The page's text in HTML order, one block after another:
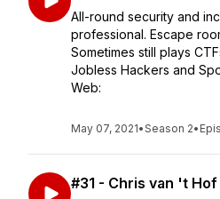
All-round security and
professional. Escape
Sometimes still plays
Jobless Hackers and
Web:
May 07, 2021•Season 2•
#31 - Chris van 't Hof